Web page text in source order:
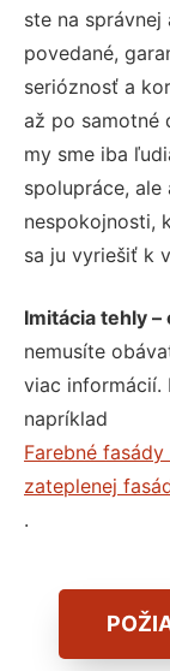
ste na správnej
povedané,
serióznosť a
až po samotné
my sme iba
spolupráce,
nespokojnosti,
sa ju vyriešiť k
Imitácia tehly –
nemusíte
viac informácií.
napríklad
Farebné
zateplenej
.